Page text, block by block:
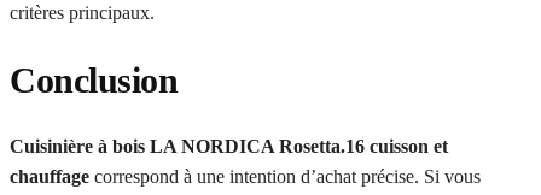
critères principaux.
Conclusion
Cuisinière à bois LA NORDICA Rosetta.16 cuisson et
chauffage correspond à une intention d’achat précise. Si vous